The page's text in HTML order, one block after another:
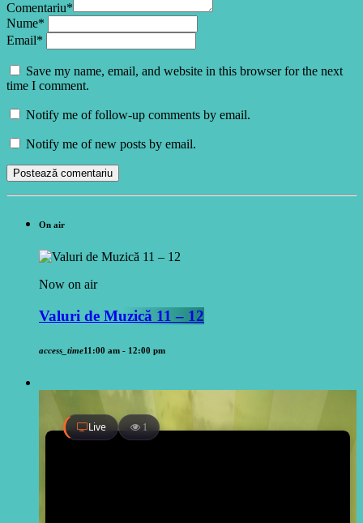
Comentariu*
Nume*
Email*
Save my name, email, and website in this browser for the next
time I comment.
Notify me of follow-up comments by email.
Notify me of new posts by email.
On air
Now on air
Valuri de Muzică 11 – 12
access_time11:00 am - 12:00 pm